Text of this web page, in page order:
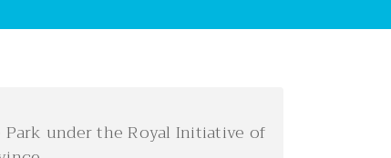
under the Royal Initiative of